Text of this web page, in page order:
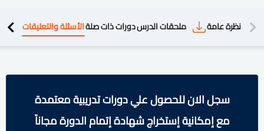
نظرة عامة ملحقات الدرسدورات ذات صلةالأسئلة والتعليقات
سجل الان للحصول علي دورات تدريبية معتمدة
مع إمكانية إستخراج شهادة إتمام الدورة مجاناً